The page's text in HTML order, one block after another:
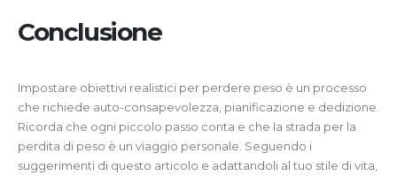
Conclusione
Impostare obiettivi realistici per perdere peso è un processo
che richiede auto-consapevolezza, pianificazione e dedizione.
Ricorda che ogni piccolo passo conta e che la strada per la
perdita di peso è un viaggio personale. Seguendo i
suggerimenti di questo articolo e adattandoli al tuo stile di vita,